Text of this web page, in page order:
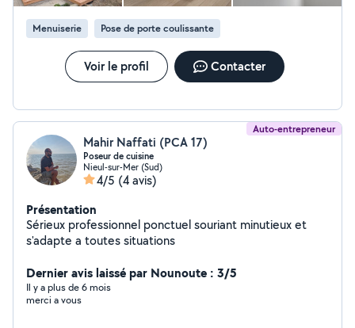
Menuiserie Pose de porte coulissante
Voir le profil Contacter
Auto-entrepreneur
Mahir Naffati (PCA 17)
Poseur de cuisine
Nieul-sur-Mer (Sud)
4/5 (4 avis)
Présentation
Sérieux professionnel ponctuel souriant minutieux et
s'adapte a toutes situations
Dernier avis laissé par Nounoute : 3/5
Il y a plus de 6 mois
merci a vous